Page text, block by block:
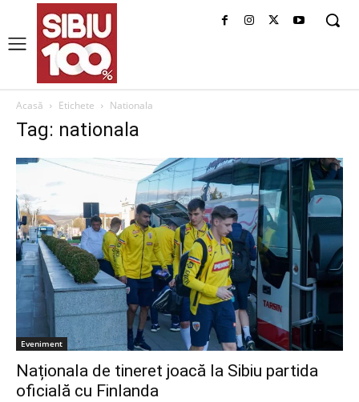
Acasă Etichete Nationala
Tag: nationala
Eveniment
Naționala de tineret joacă la Sibiu partida
oficială cu Finlanda